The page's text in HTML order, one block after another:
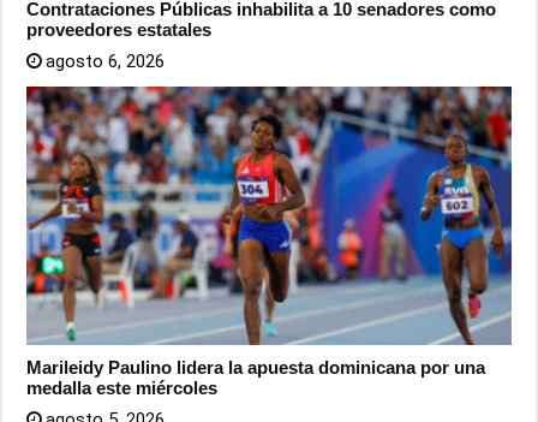
Contrataciones Públicas inhabilita a 10 senadores como
proveedores estatales
agosto 6, 2026
Marileidy Paulino lidera la apuesta dominicana por una
medalla este miércoles